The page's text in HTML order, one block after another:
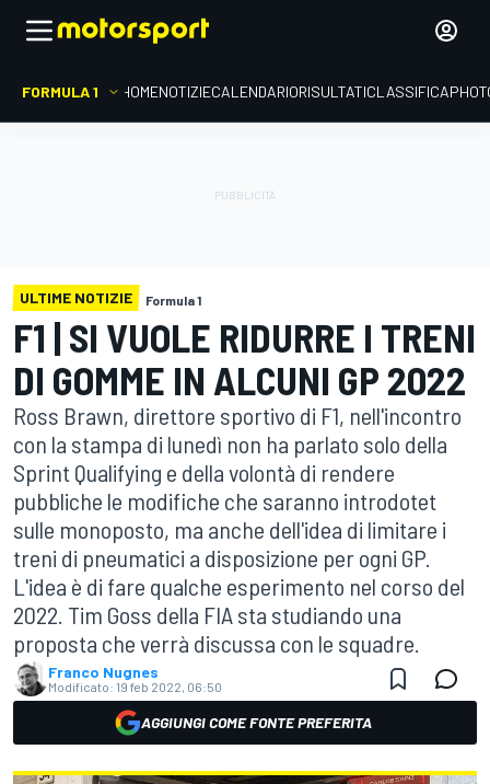
FORMULA 1 HOMENOTIZIECALENDARIORISULTATICLASSIFICA
ULTIME NOTIZIE Formula 1
F1 | SI VUOLE RIDURRE I TRENI
DI GOMME IN ALCUNI GP 2022
Ross Brawn, direttore sportivo di F1, nell'incontro
con la stampa di lunedì non ha parlato solo della
Sprint Qualifying e della volontà di rendere
pubbliche le modifiche che saranno introdotet
sulle monoposto, ma anche dell'idea di limitare i
treni di pneumatici a disposizione per ogni GP.
L'idea è di fare qualche esperimento nel corso del
2022. Tim Goss della FIA sta studiando una
proposta che verrà discussa con le squadre.
Franco Nugnes
Modificato: 19 feb 2022, 06:50
AGGIUNGI COME FONTE PREFERITA